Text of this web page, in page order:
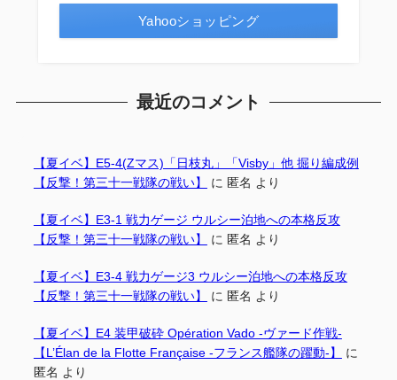
Yahooショッピング
最近のコメント
【夏イベ】E5-4(Zマス)「日枝丸」「Visby」他 掘り編成例
【反撃！第三十一戦隊の戦い】
に 匿名 より
【夏イベ】E3-1 戦力ゲージ ウルシー泊地への本格反攻
【反撃！第三十一戦隊の戦い】
に 匿名 より
【夏イベ】E3-4 戦力ゲージ3 ウルシー泊地への本格反攻
【反撃！第三十一戦隊の戦い】
に 匿名 より
【夏イベ】E4 装甲破砕 Opération Vado -ヴァード作戦-
【L’Élan de la Flotte Française -フランス艦隊の躍動-】
に
匿名 より